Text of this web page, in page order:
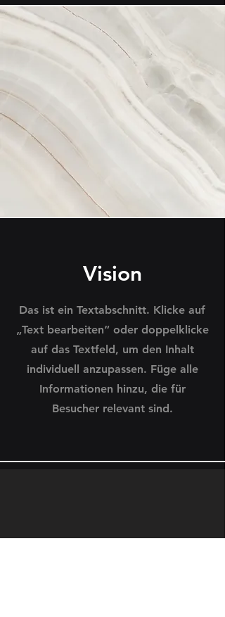
Vision
Das ist ein Textabschnitt. Klicke auf
„Text bearbeiten“ oder doppelklicke
auf das Textfeld, um den Inhalt
individuell anzupassen. Füge alle
Informationen hinzu, die für
Besucher relevant sind.